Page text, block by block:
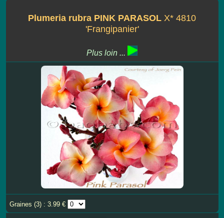
Plumeria rubra PINK PARASOL X* 4810
'Frangipanier'
Plus loin ...
Graines (3) : 3.99 €